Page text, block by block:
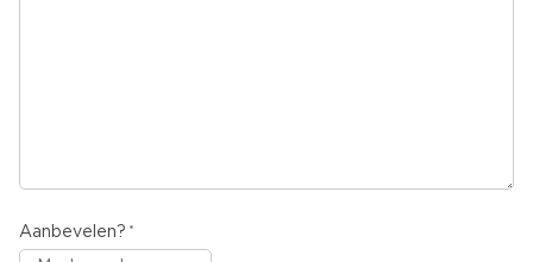
Aanbevelen?